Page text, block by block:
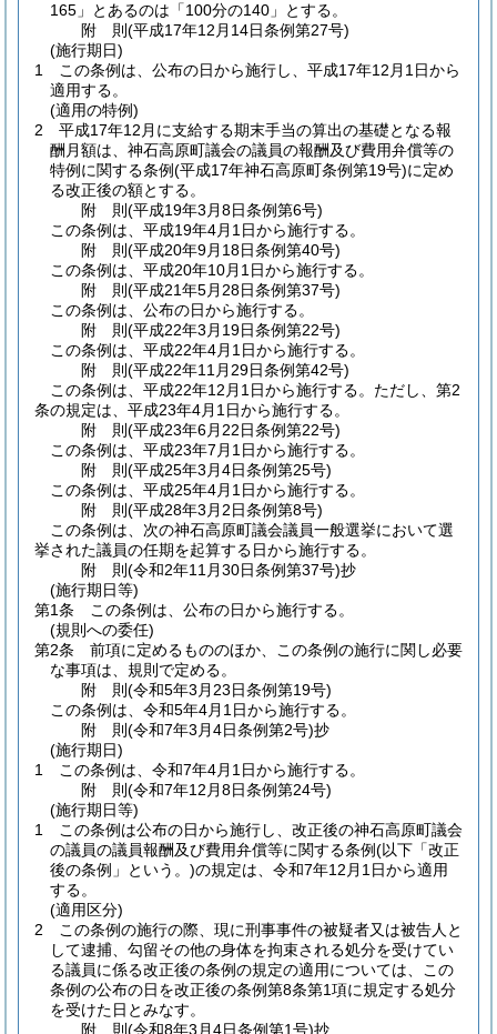
165」とあるのは「100分の140」とする。
附 則(平成17年12月14日条例第27号)
(施行期日)
1
この条例は、公布の日から施行し、平成17年12月1日から
適用する。
(適用の特例)
2
平成17年12月に支給する期末手当の算出の基礎となる報
酬月額は、神石高原町議会の議員の報酬及び費用弁償等の
特例に関する条例(平成17年神石高原町条例第19号)に定め
る改正後の額とする。
附 則(平成19年3月8日条例第6号)
この条例は、平成19年4月1日から施行する。
附 則(平成20年9月18日条例第40号)
この条例は、平成20年10月1日から施行する。
附 則(平成21年5月28日条例第37号)
この条例は、公布の日から施行する。
附 則(平成22年3月19日条例第22号)
この条例は、平成22年4月1日から施行する。
附 則(平成22年11月29日条例第42号)
この条例は、平成22年12月1日から施行する。 ただし、第2
条の規定は、平成23年4月1日から施行する。
附 則(平成23年6月22日条例第22号)
この条例は、平成23年7月1日から施行する。
附 則(平成25年3月4日条例第25号)
この条例は、平成25年4月1日から施行する。
附 則(平成28年3月2日条例第8号)
この条例は、次の神石高原町議会議員一般選挙において選
挙された議員の任期を起算する日から施行する。
附 則(令和2年11月30日条例第37号)抄
(施行期日等)
第1条
この条例は、公布の日から施行する。
(規則への委任)
第2条
前項に定めるもののほか、この条例の施行に関し必要
な事項は、規則で定める。
附 則(令和5年3月23日条例第19号)
この条例は、令和5年4月1日から施行する。
附 則(令和7年3月4日条例第2号)抄
(施行期日)
1
この条例は、令和7年4月1日から施行する。
附 則(令和7年12月8日条例第24号)
(施行期日等)
1
この条例は公布の日から施行し、改正後の神石高原町議会
の議員の議員報酬及び費用弁償等に関する条例(以下「改正
後の条例」という。)の規定は、令和7年12月1日から適用
する。
(適用区分)
2
この条例の施行の際、現に刑事事件の被疑者又は被告人と
して逮捕、勾留その他の身体を拘束される処分を受けてい
る議員に係る改正後の条例の規定の適用については、この
条例の公布の日を改正後の条例第8条第1項に規定する処分
を受けた日とみなす。
附 則(令和8年3月4日条例第1号)抄